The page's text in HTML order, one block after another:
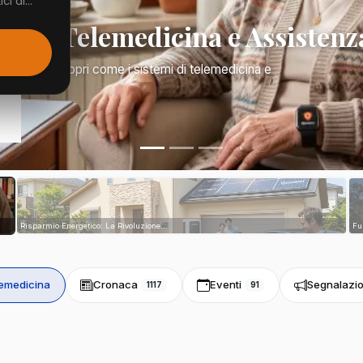
Telemedicina e
di tutto. Scopri come i sistemi di telemedicina e
Risparmio Energetico: La Rivoluzione...
Cronaca 1117 Eventi 91